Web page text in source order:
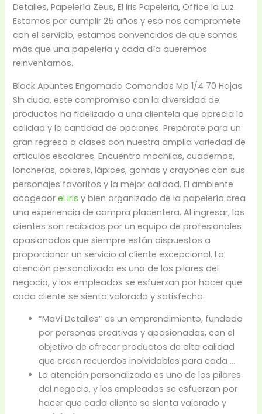
Detalles, Papelería Zeus, El Iris Papeleria, Office la Luz.
Estamos por cumplir 25 años y eso nos compromete
con el servicio, estamos convencidos de que somos
màs que una papeleria y cada dìa queremos
reinventarnos.
Block Apuntes Engomado Comandas Mp 1/4 70 Hojas
Sin duda, este compromiso con la diversidad de
productos ha fidelizado a una clientela que aprecia la
calidad y la cantidad de opciones. Prepárate para un
gran regreso a clases con nuestra amplia variedad de
artículos escolares. Encuentra mochilas, cuadernos,
loncheras, colores, lápices, gomas y crayones con sus
personajes favoritos y la mejor calidad. El ambiente
acogedorel iris y bien organizado de la papelería crea
una experiencia de compra placentera. Al ingresar, los
clientes son recibidos por un equipo de profesionales
apasionados que siempre están dispuestos a
proporcionar un servicio al cliente excepcional. La
atención personalizada es uno de los pilares del
negocio, y los empleados se esfuerzan por hacer que
cada cliente se sienta valorado y satisfecho.
“MaVi Detalles” es un emprendimiento, fundado
por personas creativas y apasionadas, con el
objetivo de ofrecer productos de alta calidad
que creen recuerdos inolvidables para cada …
La atención personalizada es uno de los pilares
del negocio, y los empleados se esfuerzan por
hacer que cada cliente se sienta valorado y